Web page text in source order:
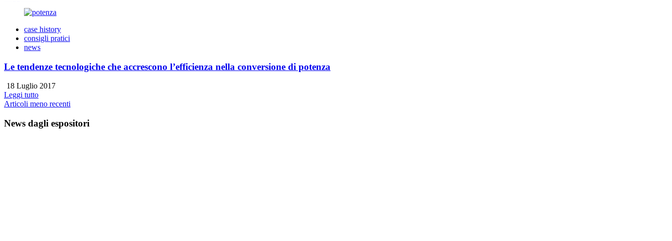
case history
consigli pratici
news
Le tendenze tecnologiche che accrescono l’efficienza nella conversione di potenza
18 Luglio 2017
Leggi tutto
Navigazione
articoli
Articoli meno recenti
News dagli espositori